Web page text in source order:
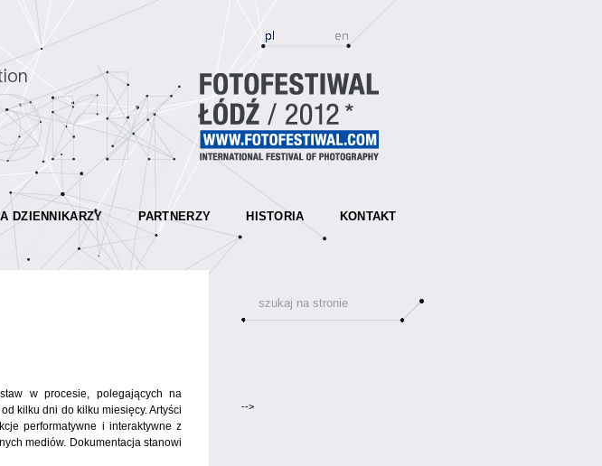
DZIENNIKARZY PARTNERZY HISTORIA KONTAKT
-->
w procesie, polegających na
kilku dni do kilku miesięcy. Artyści
performatywne i interaktywne z
mediów. Dokumentacja stanowi